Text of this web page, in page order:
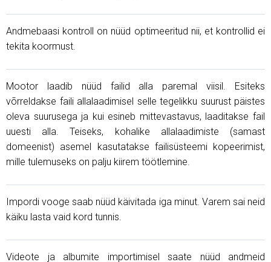
Andmebaasi kontroll on nüüd optimeeritud nii, et kontrollid ei
tekita koormust.
Mootor laadib nüüd failid alla paremal viisil. Esiteks
võrreldakse faili allalaadimisel selle tegelikku suurust päistes
oleva suurusega ja kui esineb mittevastavus, laaditakse fail
uuesti alla. Teiseks, kohalike allalaadimiste (samast
domeenist) asemel kasutatakse failisüsteemi kopeerimist,
mille tulemuseks on palju kiirem töötlemine.
Impordi vooge saab nüüd käivitada iga minut. Varem sai neid
käiku lasta vaid kord tunnis.
Videote ja albumite importimisel saate nüüd andmeid